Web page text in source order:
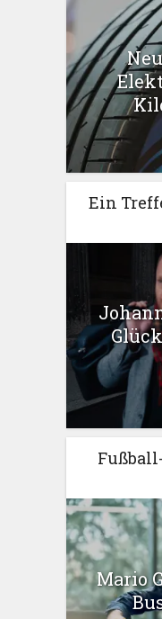
Ein
Mario